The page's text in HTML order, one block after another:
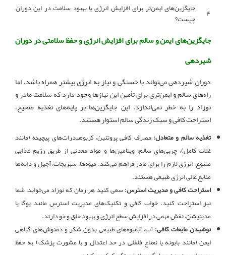
۴
جایگزین‌های ایمن‌تر برای افزایش انرژی یا بهبود سلامت در این دوران
چیست؟
جایگزین‌های ایمن و سالم برای افزایش انرژی و حفظ سلامتی در دوران
شیردهی
دوران شیردهی می‌تواند با خستگی و نیاز به انرژی بیشتر همراه باشد، اما
راه‌های سالم و ایمن‌تری برای تأمین این نیازها وجود دارد که سلامت مادر و
نوزاد را به خطر نمی‌اندازد. این جایگزین‌ها بر پایه‌های تغذیه صحیح،
استراحت کافی و سبک زندگی سالم استوار هستند.
تغذیه سالم و متعادل:مصرف کافی پروتئین، کربوهیدرات‌های پیچیده (مانند
غلات کامل)، چربی‌های سالم، ویتامین‌ها و مواد معدنی از طریق رژیم غذایی
متنوع، انرژی لازم را برای مادر فراهم می‌کند. میوه‌ها، سبزیجات، آجیل و دانه‌ها
منابع عالی انرژی طبیعی هستند.
استراحت کافی و مدیریت استرس:سعی کنید هر زمان که نوزاد می‌خوابد، شما
نیز استراحت کنید. خواب کافی و تکنیک‌های مدیریت استرس مانند یوگا یا
مدیتیشن، نقش مهمی در افزایش سطح انرژی و بهبود خلق و خو دارند.
نوشیدن مایعات کافی:آب، آبمیوه‌های طبیعی بدون شکر و دمنوش‌های گیاهی
ایمن (مانند بابونه یا نعناع فلفلی در حد اعتدال و با مشورت پزشک) به حفظ